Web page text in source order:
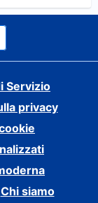
Servizio
privacy
Chi siamo